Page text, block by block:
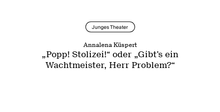
Junges Theater
Annalena Küspert
„Popp! Stolizei!“ oder „Gibt’s ein
Wachtmeister, Herr Problem?“